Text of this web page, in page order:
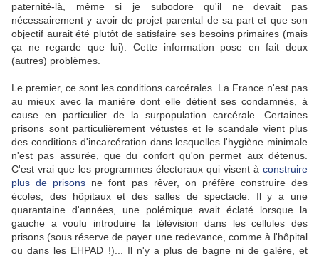
paternité-là, même si je subodore qu'il ne devait pas
nécessairement y avoir de projet parental de sa part et que son
objectif aurait été plutôt de satisfaire ses besoins primaires (mais
ça ne regarde que lui). Cette information pose en fait deux
(autres) problèmes.
Le premier, ce sont les conditions carcérales. La France n'est pas
au mieux avec la manière dont elle détient ses condamnés, à
cause en particulier de la surpopulation carcérale. Certaines
prisons sont particulièrement vétustes et le scandale vient plus
des conditions d'incarcération dans lesquelles l'hygiène minimale
n'est pas assurée, que du confort qu'on permet aux détenus.
C'est vrai que les programmes électoraux qui visent à construire
plus de prisons ne font pas rêver, on préfère construire des
écoles, des hôpitaux et des salles de spectacle. Il y a une
quarantaine d'années, une polémique avait éclaté lorsque la
gauche a voulu introduire la télévision dans les cellules des
prisons (sous réserve de payer une redevance, comme à l'hôpital
ou dans les EHPAD !)... Il n'y a plus de bagne ni de galère, et